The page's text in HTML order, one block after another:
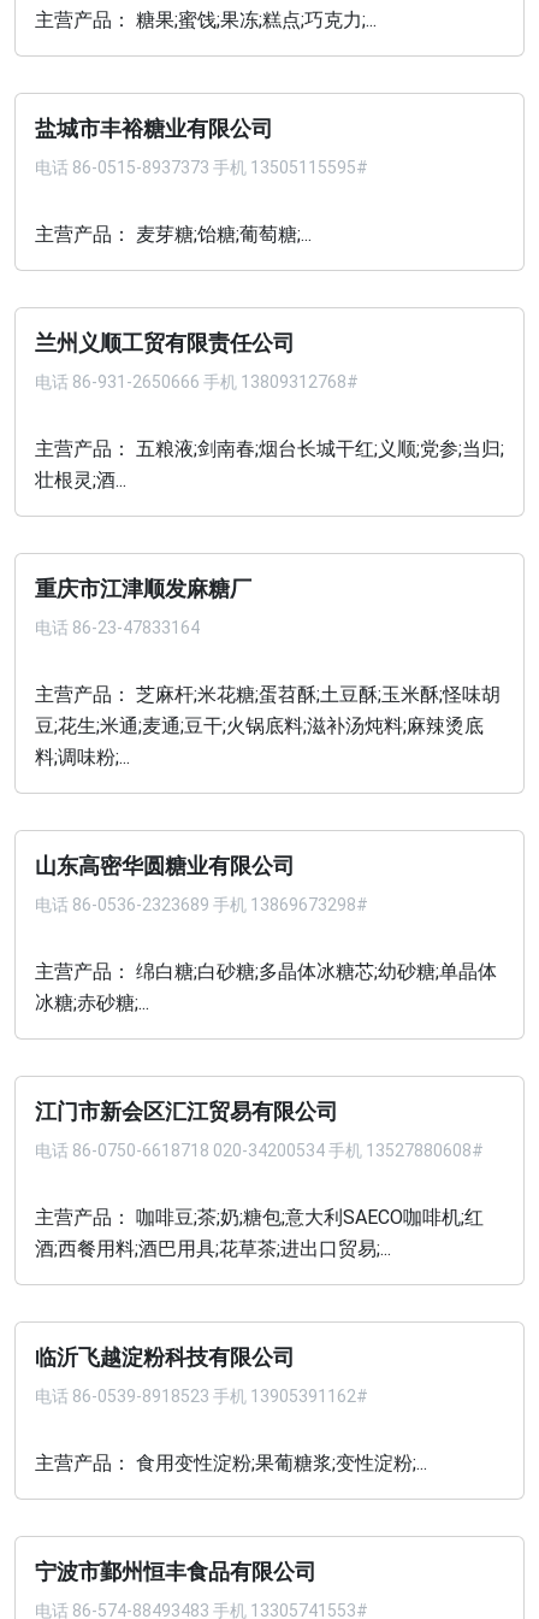
主营产品： 糖果;蜜饯;果冻;糕点;巧克力;...
盐城市丰裕糖业有限公司
电话 86-0515-8937373 手机 13505115595#
主营产品： 麦芽糖;饴糖;葡萄糖;...
兰州义顺工贸有限责任公司
电话 86-931-2650666 手机 13809312768#
主营产品： 五粮液;剑南春;烟台长城干红;义顺;党参;当归;
壮根灵;酒...
重庆市江津顺发麻糖厂
电话 86-23-47833164
主营产品： 芝麻杆;米花糖;蛋苕酥;土豆酥;玉米酥;怪味胡
豆;花生;米通;麦通;豆干;火锅底料;滋补汤炖料;麻辣烫底
料;调味粉;...
山东高密华圆糖业有限公司
电话 86-0536-2323689 手机 13869673298#
主营产品： 绵白糖;白砂糖;多晶体冰糖芯;幼砂糖;单晶体
冰糖;赤砂糖;...
江门市新会区汇江贸易有限公司
电话 86-0750-6618718 020-34200534 手机 13527880608#
主营产品： 咖啡豆;茶;奶;糖包;意大利SAECO咖啡机;红
酒;西餐用料;酒巴用具;花草茶;进出口贸易;...
临沂飞越淀粉科技有限公司
电话 86-0539-8918523 手机 13905391162#
主营产品： 食用变性淀粉;果葡糖浆;变性淀粉;...
宁波市鄞州恒丰食品有限公司
电话 86-574-88493483 手机 13305741553#